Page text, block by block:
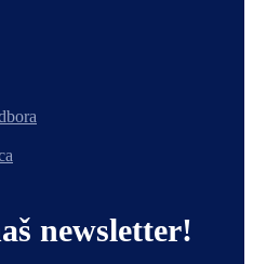
newsletter!